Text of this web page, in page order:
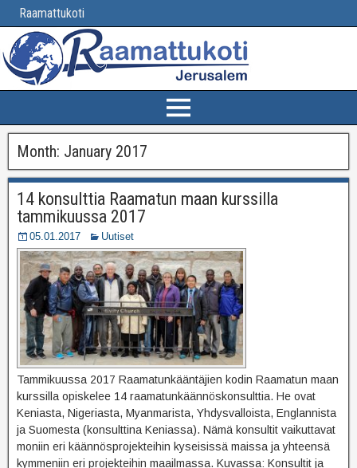
Raamattukoti
Month: January 2017
14 konsulttia Raamatun maan kurssilla
tammikuussa 2017
05.01.2017 Uutiset
Tammikuussa 2017 Raamatunkääntäjien kodin Raamatun maan
kurssilla opiskelee 14 raamatunkäännöskonsulttia. He ovat
Keniasta, Nigeriasta, Myanmarista, Yhdysvalloista, Englannista
ja Suomesta (konsulttina Keniassa). Nämä konsultit vaikuttavat
moniin eri käännösprojekteihin kyseisissä maissa ja yhteensä
kymmeniin eri projekteihin maailmassa. Kuvassa: Konsultit ja